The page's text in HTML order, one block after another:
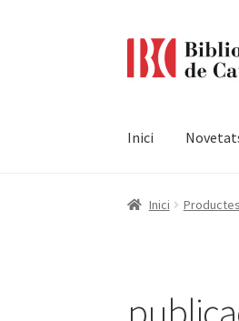
Inici
Pàgina d'inici
Inici